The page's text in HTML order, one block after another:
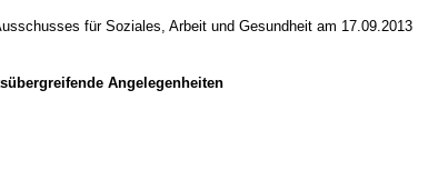
für Soziales, Arbeit und Gesundheit am 17.09.2013
Angelegenheiten